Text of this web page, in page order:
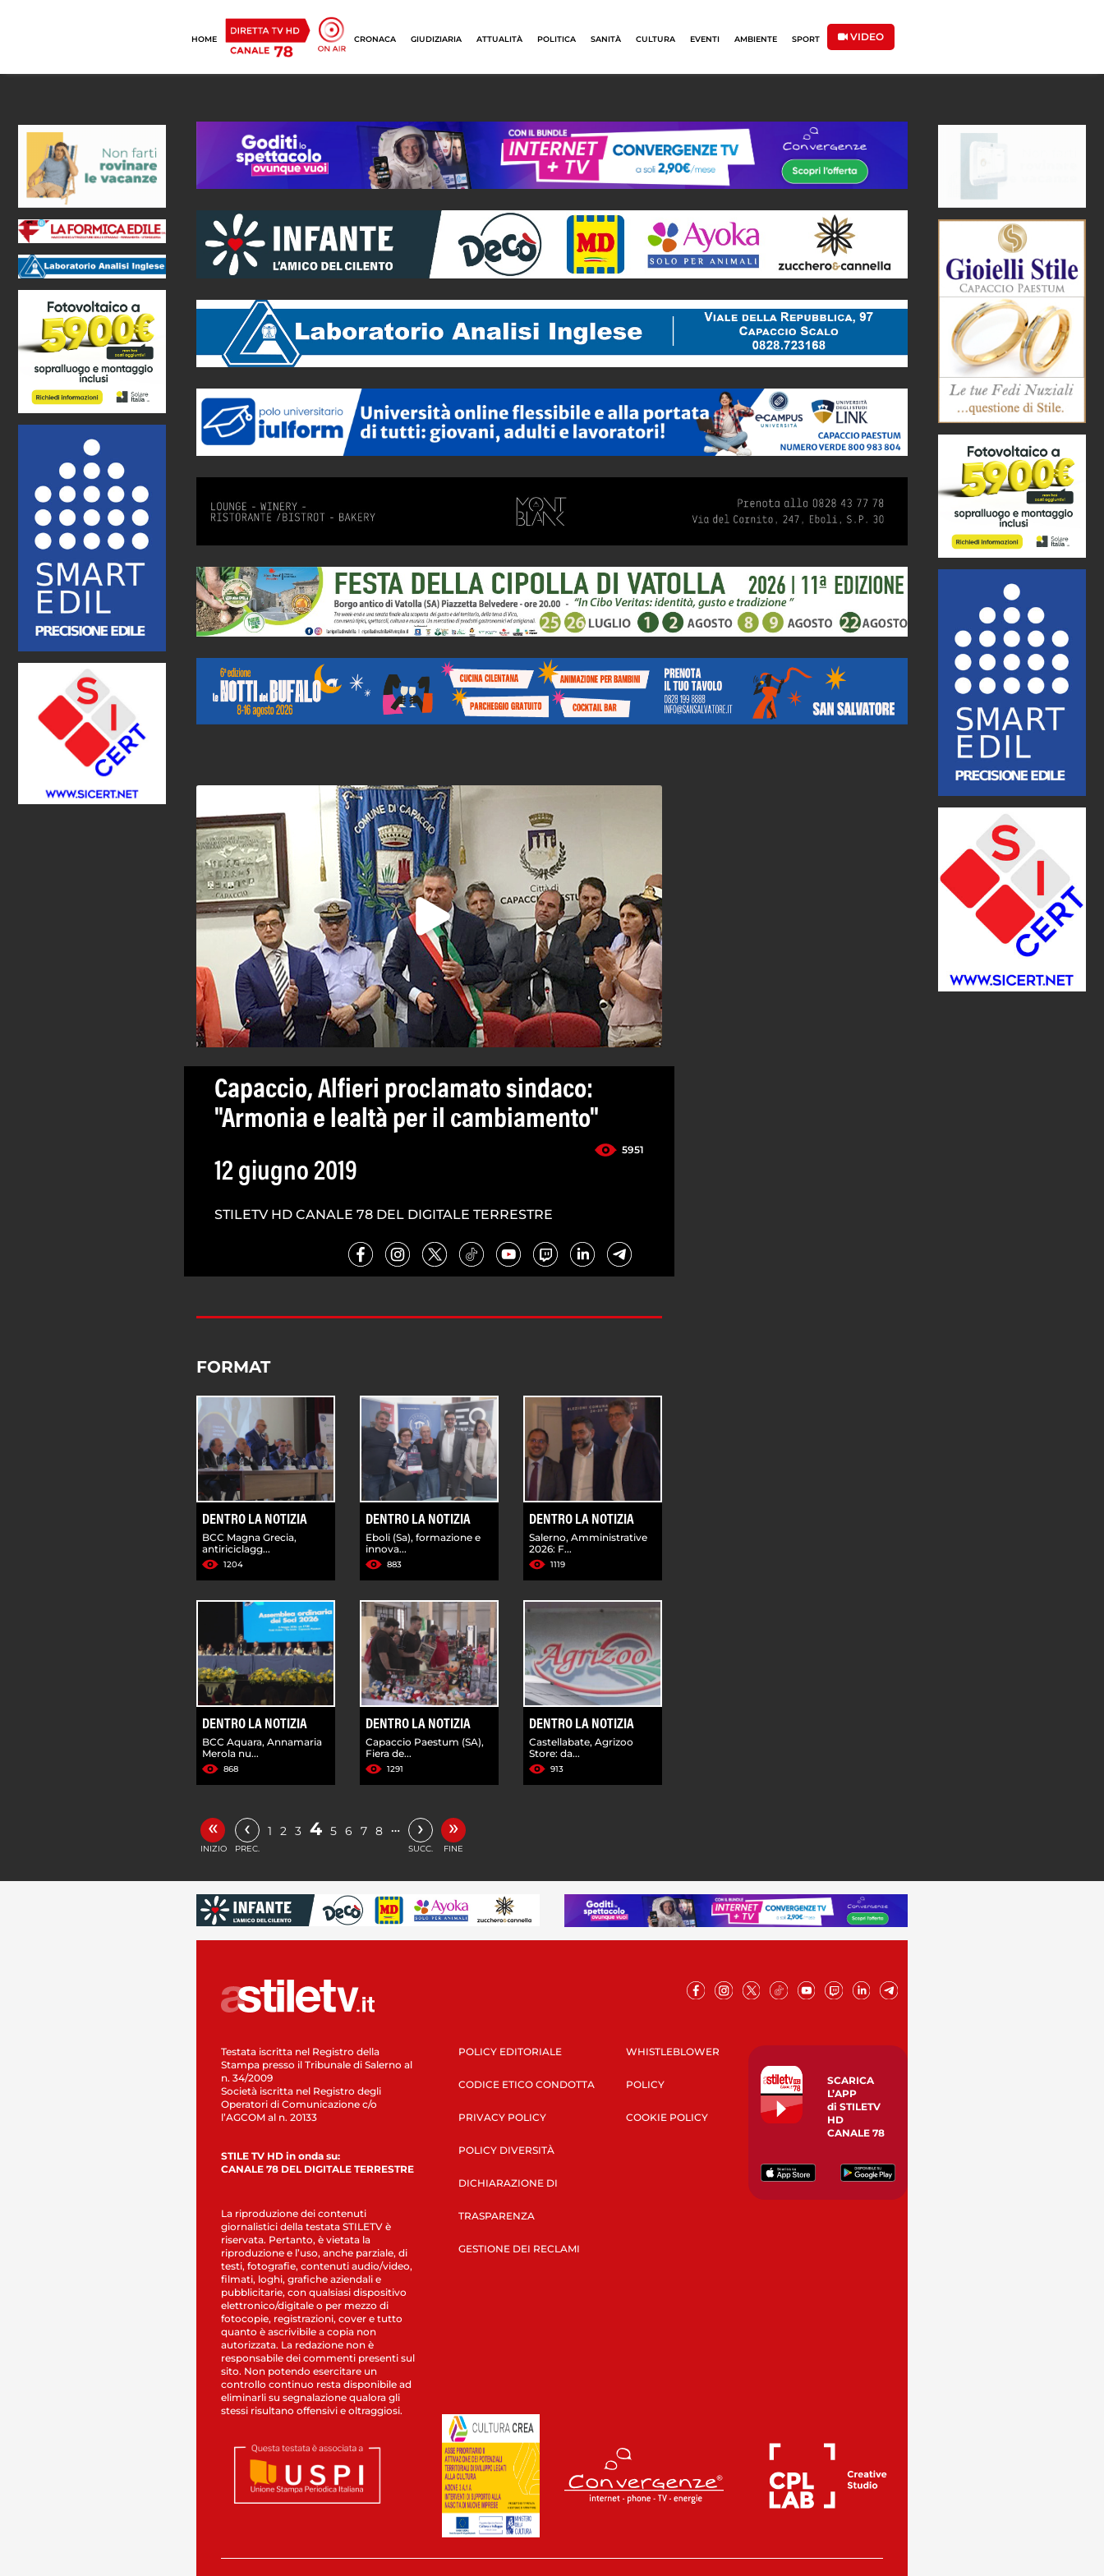
HOME CRONACA GIUDIZIARIA ATTUALITÀ POLITICA SANITÀ CULTURA EVENTI AMBIENTE SPORT VIDEO
Capaccio, Alfieri proclamato sindaco:
"Armonia e lealtà per il cambiamento"
5951
12 giugno 2019
STILETV HD CANALE 78 DEL DIGITALE TERRESTRE
FORMAT
DENTRO LA NOTIZIA
BCC Magna Grecia,
antiriciclagg...
1204
DENTRO LA NOTIZIA
Eboli (Sa), formazione e
innova...
883
DENTRO LA NOTIZIA
Salerno, Amministrative
2026: F...
1119
DENTRO LA NOTIZIA
BCC Aquara, Annamaria
Merola nu...
868
DENTRO LA NOTIZIA
Capaccio Paestum (SA),
Fiera de...
1291
DENTRO LA NOTIZIA
Castellabate, Agrizoo
Store: da...
913
«
INIZIO
‹
PREC.
1 2 3 4 5 6 7 8 … ›
SUCC.
»
FINE
Testata iscritta nel Registro della
Stampa presso il Tribunale di Salerno al
n. 34/2009
Società iscritta nel Registro degli
Operatori di Comunicazione c/o
l’AGCOM al n. 20133
STILE TV HD in onda su:
CANALE 78 DEL DIGITALE TERRESTRE
La riproduzione dei contenuti
giornalistici della testata STILETV è
riservata. Pertanto, è vietata la
riproduzione e l’uso, anche parziale, di
testi, fotografie, contenuti audio/video,
filmati, loghi, grafiche aziendali e
pubblicitarie, con qualsiasi dispositivo
elettronico/digitale o per mezzo di
fotocopie, registrazioni, cover e tutto
quanto è ascrivibile a copia non
autorizzata. La redazione non è
responsabile dei commenti presenti sul
sito. Non potendo esercitare un
controllo continuo resta disponibile ad
eliminarli su segnalazione qualora gli
stessi risultano offensivi e oltraggiosi.
POLICY EDITORIALE
CODICE ETICO CONDOTTA
PRIVACY POLICY
POLICY DIVERSITÀ
DICHIARAZIONE DI
TRASPARENZA
GESTIONE DEI RECLAMI
WHISTLEBLOWER
POLICY
COOKIE POLICY
SCARICA
L’APP
di STILETV
HD
CANALE 78